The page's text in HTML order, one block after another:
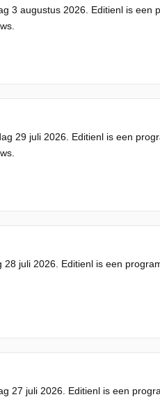
3 augustus 2026. Editienl is een
29 juli 2026. Editienl is een
juli 2026. Editienl is een
27 juli 2026. Editienl is een